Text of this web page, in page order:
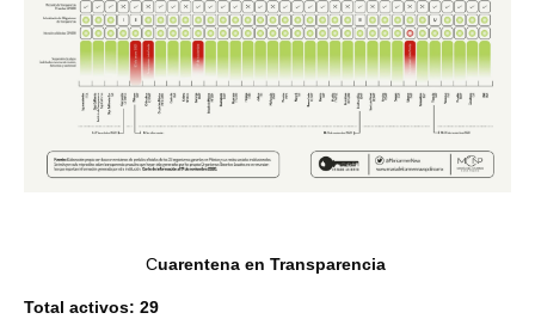
Cuarentena en Transparencia
Total activos: 29